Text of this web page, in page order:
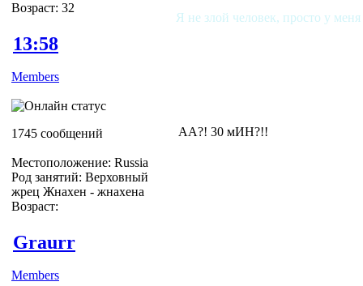
Возраст: 32
Я не злой человек, просто у
13:58
Members
1745 сообщений
Местоположение: Russia
Род занятий: Верховный
жрец Жнахен - жнахена
Возраст:
АА?! 30 мИН?!!
Graurr
Members